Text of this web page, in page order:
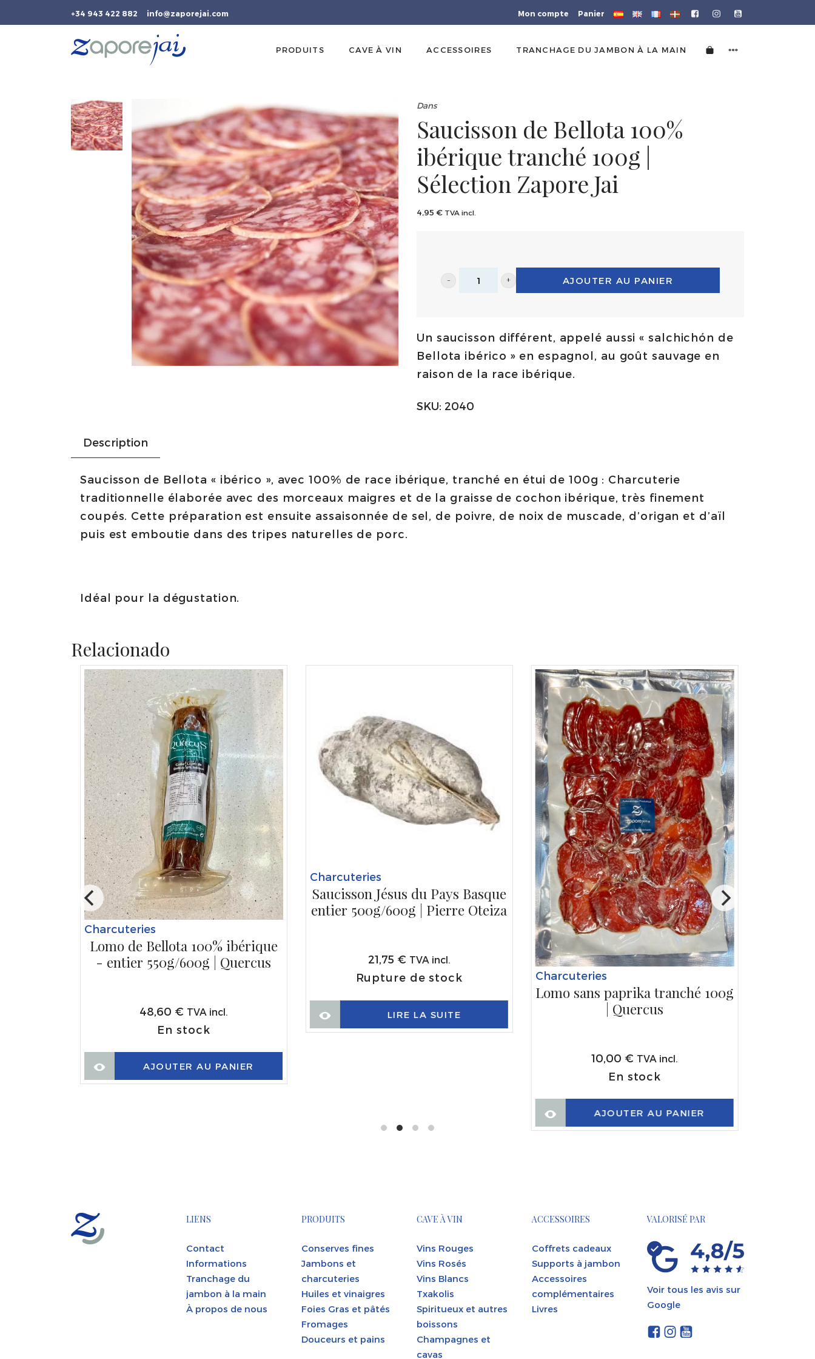
+34 943 422 882 info@zaporejai.com Mon compte Panier
PRODUITS CAVE À VIN ACCESSOIRES TRANCHAGE DU JAMBON À LA MAIN
Dans
Saucisson de Bellota 100%
ibérique tranché 100g |
Sélection Zapore Jai
4,95 € TVA incl.
Saucisson
100%
ibérique
tranché
quantity
AJOUTER AU PANIER
Un saucisson différent, appelé aussi « salchichón de
Bellota ibérico » en espagnol, au goût sauvage en
raison de la race ibérique.
SKU: 2040
Description
Saucisson de Bellota « ibérico », avec 100% de race ibérique, tranché en étui de 100g : Charcuterie
traditionnelle élaborée avec des morceaux maigres et de la graisse de cochon ibérique, très finement
coupés. Cette préparation est ensuite assaisonnée de sel, de poivre, de noix de muscade, d’origan et d’aïl
puis est emboutie dans des tripes naturelles de porc.
Idéal pour la dégustation.
Relacionado
Charcuteries
Lomo de Bellota 100% ibérique
- entier 550g/600g | Quercus
48,60 € TVA incl.
En stock
AJOUTER AU PANIER
Charcuteries
Saucisson Jésus du Pays Basque
entier 500g/600g | Pierre Oteiza
21,75 € TVA incl.
Rupture de stock
LIRE LA SUITE
Charcuteries
Lomo sans paprika tranché 100g
| Quercus
10,00 € TVA incl.
En stock
AJOUTER AU PANIER
LIENS
Contact
Informations
Tranchage du
jambon à la main
À propos de nous
PRODUITS
Conserves fines
Jambons et
charcuteries
Huiles et vinaigres
Foies Gras et pâtés
Fromages
Douceurs et pains
CAVE À VIN
Vins Rouges
Vins Rosés
Vins Blancs
Txakolis
Spiritueux et autres
boissons
Champagnes et
cavas
ACCESSOIRES
Coffrets cadeaux
Supports à jambon
Accessoires
complémentaires
Livres
VALORISÉ PAR
Voir tous les avis sur
Google